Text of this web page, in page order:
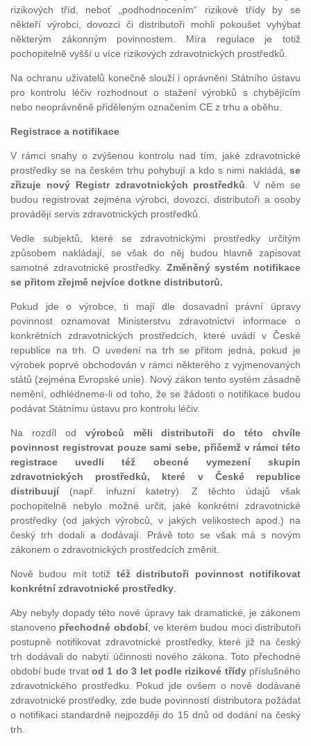
rizikových tříd, neboť „podhodnocením“ rizikové třídy by se
někteří výrobci, dovozci či distributoři mohli pokoušet vyhýbat
některým zákonným povinnostem. Míra regulace je totiž
pochopitelně vyšší u více rizikových zdravotnických prostředků.
Na ochranu uživatelů konečně slouží i oprávnění Státního ústavu
pro kontrolu léčiv rozhodnout o stažení výrobků s chybějícím
nebo neoprávněně přiděleným označením CE z trhu a oběhu.
Registrace a notifikace
V rámci snahy o zvýšenou kontrolu nad tím, jaké zdravotnické
prostředky se na českém trhu pohybují a kdo s nimi nakládá, se
zřizuje nový Registr zdravotnických prostředků . V něm se
budou registrovat zejména výrobci, dovozci, distributoři a osoby
provádějí servis zdravotnických prostředků.
Vedle subjektů, které se zdravotnickými prostředky určitým
způsobem nakládají, se však do něj budou hlavně zapisovat
samotné zdravotnické prostředky. Změněný systém notifikace
se přitom zřejmě nejvíce dotkne distributorů.
Pokud jde o výrobce, ti mají dle dosavadní právní úpravy
povinnost oznamovat Ministerstvu zdravotnictví informace o
konkrétních zdravotnických prostředcích, které uvádí v České
republice na trh. O uvedení na trh se přitom jedná, pokud je
výrobek poprvé obchodován v rámci některého z vyjmenovaných
států (zejména Evropské unie). Nový zákon tento systém zásadně
nemění, odhlédneme-li od toho, že se žádosti o notifikace budou
podávat Státnímu ústavu pro kontrolu léčiv.
Na rozdíl od výrobců měli distributoři do této chvíle
povinnost registrovat pouze sami sebe, přičemž v rámci této
registrace uvedli též obecné vymezení skupin
zdravotnických prostředků, které v České republice
distribuují (např. infuzní katetry). Z těchto údajů však
pochopitelně nebylo možné určit, jaké konkrétní zdravotnické
prostředky (od jakých výrobců, v jakých velikostech apod.) na
český trh dodali a dodávají. Právě toto se však má s novým
zákonem o zdravotnických prostředcích změnit.
Nově budou mít totiž též distributoři povinnost notifikovat
konkrétní zdravotnické prostředky
Aby nebyly dopady této nové úpravy tak dramatické, je zákonem
stanoveno přechodné období, ve kterém budou moci distributoři
postupně notifikovat zdravotnické prostředky, které již na český
trh dodávali do nabytí účinnosti nového zákona. Toto přechodné
období bude trvatod 1 do 3 let podle rizikové třídypříslušného
zdravotnického prostředku. Pokud jde ovšem o nově dodávané
zdravotnické prostředky, zde bude povinností distributora požádat
o notifikaci standardně nejpozději do 15 dnů od dodání na český
trh.